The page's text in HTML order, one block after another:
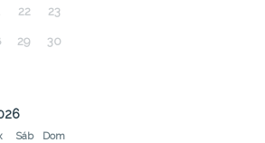
22 23
29 30
Sáb Dom